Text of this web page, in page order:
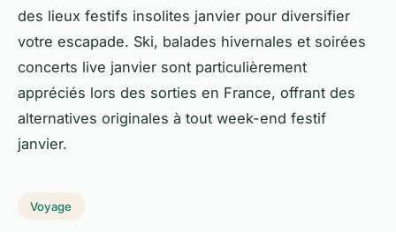
des lieux festifs insolites janvier pour diversifier
votre escapade. Ski, balades hivernales et soirées
concerts live janvier sont particulièrement
appréciés lors des sorties en France, offrant des
alternatives originales à tout week-end festif
janvier.
Voyage